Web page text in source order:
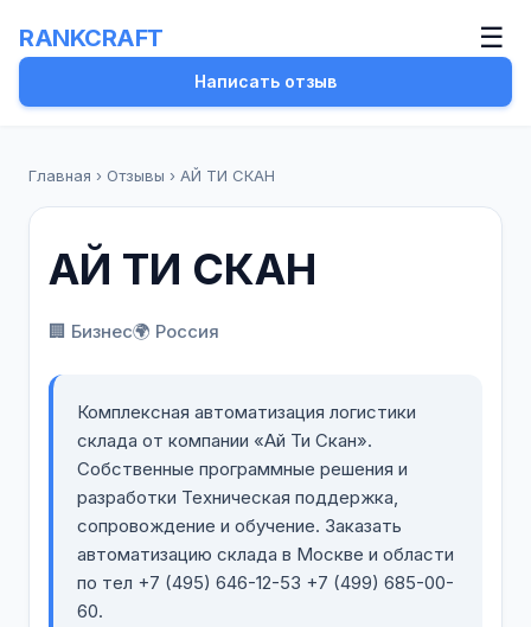
RANKCRAFT ☰
Написать отзыв
Главная › Отзывы › АЙ ТИ СКАН
АЙ ТИ СКАН
🏢 Бизнес🌍 Россия
Комплексная автоматизация логистики
склада от компании «Ай Ти Скан».
Собственные программные решения и
разработки Техническая поддержка,
сопровождение и обучение. Заказать
автоматизацию склада в Москве и области
по тел +7 (495) 646-12-53 +7 (499) 685-00-
60.